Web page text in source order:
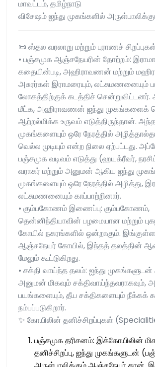
மாவட்டம், தமிழ்நாடு
விசேஷம் ஐந்து முகங்களில்
📜 ஸ்தல வரலாறு மற்றும் புராணச்
• பஞ்சமுக ஆஞ்சநேயரின் தோற்றம்:
கதையின்படி, அஹிராவணன் மற்றும்
அசுரர்கள் இராமரையும், லட்சுமணனையும்
லோகத்திற்குக் கடத்திச்
மீட்க, அஹிராவணன் ஐந்து
ஆற்றல்மிக்க உருவம் எடுத்திருந்தான்.
முகங்களையும் ஒரே நேரத்தில்
வெல்ல முடியும் என்ற நிலை ஏற்பட்டது.
பஞ்சமுக வடிவம் எடுத்து (ஹயக்ரீவர்,
வராகர் மற்றும் அனுமன் ஆகிய ஐந்து
முகங்களையும் ஒரே நேரத்தில் அழித்து,
லட்சுமணனையும் காப்பாற்றினார்.
• கும்பகோணம் இணைப்பு: கும்பகோணம்,
தென்னிந்தியாவின் பழமையான மற்றும்
கோயில் நகரங்களில் ஒன்றாகும்.
ஆஞ்சநேயர் கோயில், இந்தத் தலத்தின்
மேலும் கூட்டுகிறது.
• சக்தி வாய்ந்த தலம்: ஐந்து முகங்களுடன்
அனுமன் மிகவும் சக்திவாய்ந்தவராகவும்,
பயங்களையும், தீய சக்திகளையும் நீக்கக்
நம்பப்படுகிறார்.
✨ கோயிலின் தனிச்சிறப்புகள்
பஞ்சமுக தரிசனம்: இக்கோயிலின்
தனிச்சிறப்பு, ஐந்து முகங்களுடன்